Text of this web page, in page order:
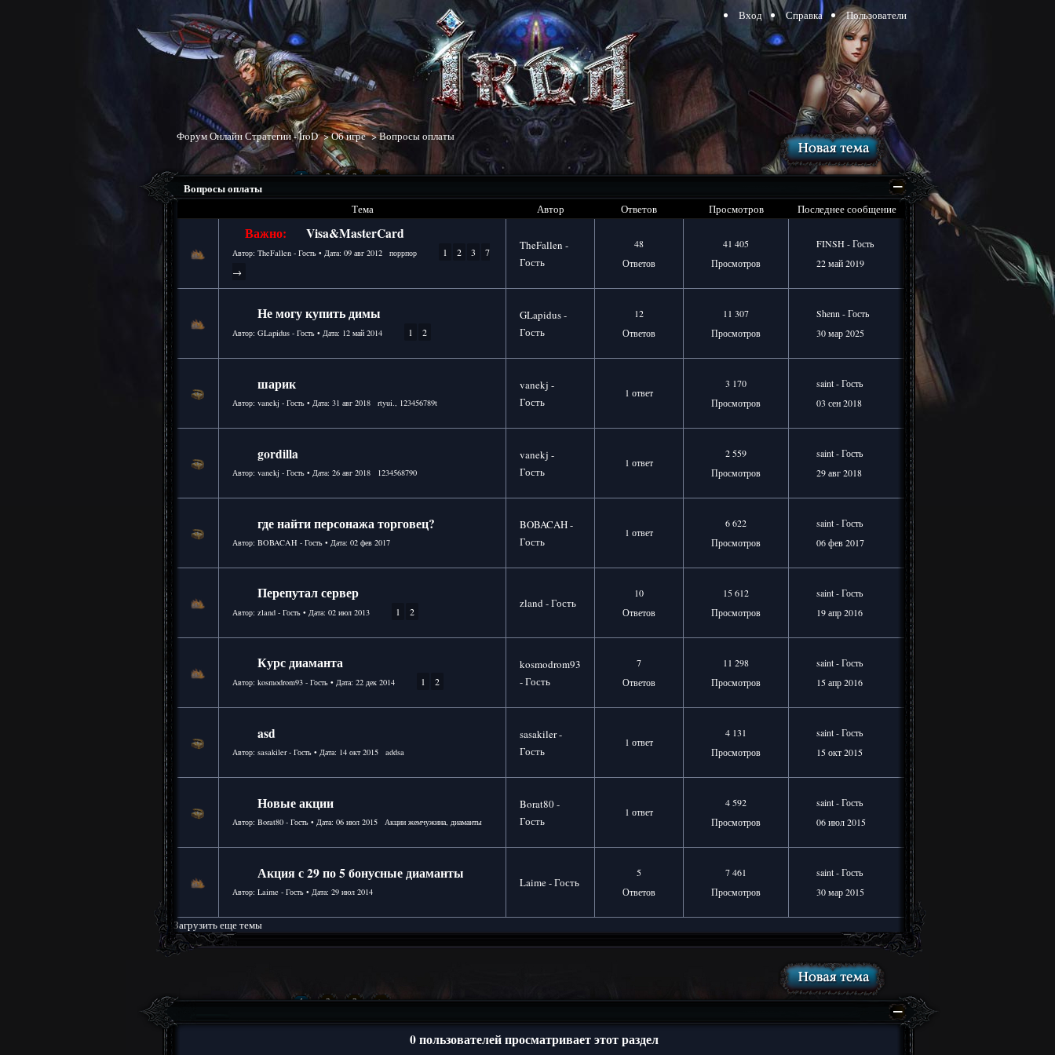
Пользователи
Справка
Вход
Форум Онлайн Стратегии - IroD >Об игре >Вопросы оплаты
1 2 3 >
Вопросы оплаты
Тема Автор Ответов Просмотров Последнее сообщение
Важно: Visa&MasterCard
Автор: TheFallen - Гость • Дата: 09 авг 2012 поррпор 1 2 3
7
→
TheFallen -
Гость
48
Ответов
41 405
Просмотров
FINSH - Гость
22 май 2019
Не могу купить димы
Автор: GLapidus - Гость • Дата: 12 май 2014 1 2
GLapidus -
Гость
12
Ответов
11 307
Просмотров
Shenn - Гость
30 мар 2025
шарик
Автор: vanekj - Гость • Дата: 31 авг 2018 rtyui., 123456789t
vanekj -
Гость
1 ответ
3 170
Просмотров
saint - Гость
03 сен 2018
gordilla
Автор: vanekj - Гость • Дата: 26 авг 2018 1234568790
vanekj -
Гость
1 ответ
2 559
Просмотров
saint - Гость
29 авг 2018
где найти персонажа торговец?
Автор: BOBACAH - Гость • Дата: 02 фев 2017
BOBACAH -
Гость
1 ответ
6 622
Просмотров
saint - Гость
06 фев 2017
Перепутал сервер
Автор: zland - Гость • Дата: 02 июл 2013 1 2
zland - Гость
10
Ответов
15 612
Просмотров
saint - Гость
19 апр 2016
Курс диаманта
Автор: kosmodrom93 - Гость • Дата: 22 дек 2014 1 2
kosmodrom93
- Гость
7
Ответов
11 298
Просмотров
saint - Гость
15 апр 2016
asd
Автор: sasakiler - Гость • Дата: 14 окт 2015 addsa
sasakiler -
Гость
1 ответ
4 131
Просмотров
saint - Гость
15 окт 2015
Новые акции
Автор: Borat80 - Гость • Дата: 06 июл 2015 Акции жемчужина, диаманты
Borat80 -
Гость
1 ответ
4 592
Просмотров
saint - Гость
06 июл 2015
Акция с 29 по 5 бонусные диаманты
Автор: Laime - Гость • Дата: 29 июл 2014
Laime - Гость
5
Ответов
7 461
Просмотров
saint - Гость
30 мар 2015
Загрузить еще темы
1 2 3 >
0 пользователей просматривает этот раздел